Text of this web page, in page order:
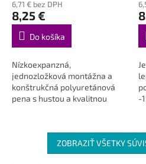
6,71 € bez DPH
8,25 €
Do košíka
Nízkoexpanzná,
jednozložková montážna a
konštrukčná polyuretánová
pena s hustou a kvalitnou
-
ZOBRAZIŤ VŠETKY